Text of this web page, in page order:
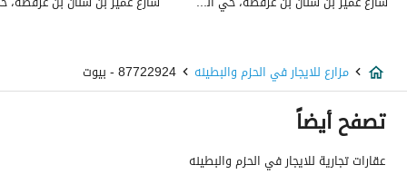
السعر
50000
المساحة
عدد الغرف
-
مزارع للايجار في الحزم والبطينه 87722924 - بيوت
تصفح أيضاً
عقارات تجارية للايجار في الحزم والبطينه